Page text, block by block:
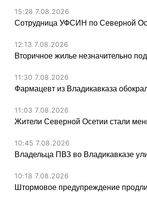
15:28 7.08.2026
Сотрудница УФСИН по Северной
12:13 7.08.2026
Вторичное жилье незначительно
11:30 7.08.2026
Фармацевт из Владикавказа
11:03 7.08.2026
Жители Северной Осетии стали
10:45 7.08.2026
Владельца ПВЗ во Владикавказе
10:18 7.08.2026
Штормовое предупреждение